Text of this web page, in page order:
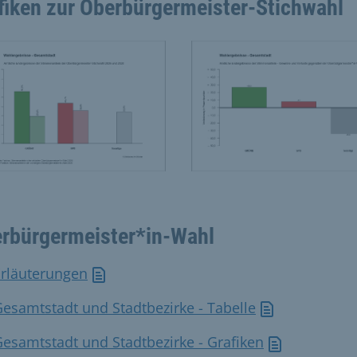
zur Oberbürgermeister-Stichwahl
Wahl
und Stadtbezirke - Tabelle
und Stadtbezirke - Grafiken